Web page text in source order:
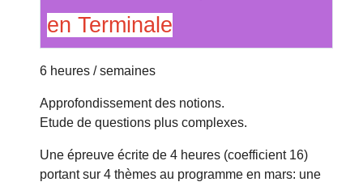
en Terminale
6 heures / semaines
Approfondissement des notions.
Etude de questions plus complexes.
Une épreuve écrite de 4 heures (coefficient 16)
portant sur 4 thèmes au programme en mars: une